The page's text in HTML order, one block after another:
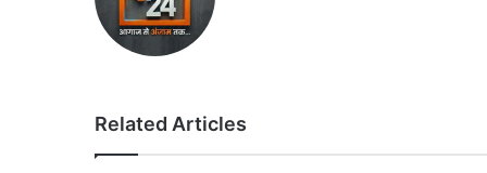
Related Articles